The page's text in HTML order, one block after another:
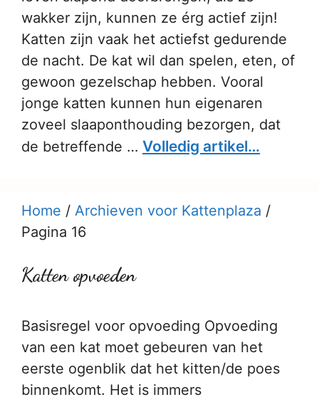
wakker zijn, kunnen ze érg actief zijn!
Katten zijn vaak het actiefst gedurende
de nacht. De kat wil dan spelen, eten, of
gewoon gezelschap hebben. Vooral
jonge katten kunnen hun eigenaren
zoveel slaaponthouding bezorgen, dat
de betreffende … Volledig artikel…
Home / Archieven voor Kattenplaza /
Pagina 16
Katten opvoeden
Basisregel voor opvoeding Opvoeding
van een kat moet gebeuren van het
eerste ogenblik dat het kitten/de poes
binnenkomt. Het is immers